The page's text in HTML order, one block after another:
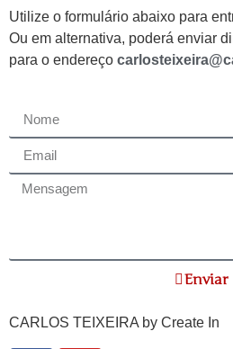
Utilize o formulário abaixo para
Ou em alternativa, poderá enviar
para o endereço
Enviar
CARLOS TEIXEIRA by Create In